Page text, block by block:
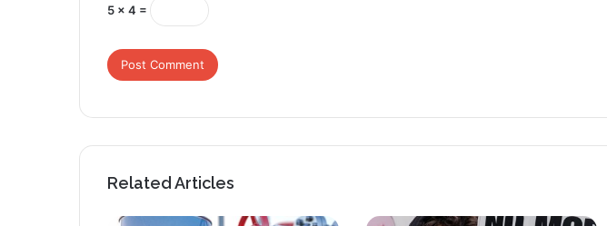
5 × 4 =
Related Articles